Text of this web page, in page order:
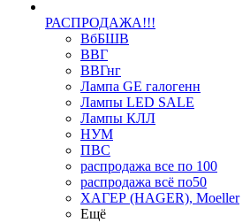
РАСПРОДАЖА!!!
ВбБШВ
ВВГ
ВВГнг
Лампа GE галогенн
Лампы LED SALE
Лампы КЛЛ
НУМ
ПВС
распродажа все по 100
распродажа всё по50
ХАГЕР (HAGER), Moeller
Ещё